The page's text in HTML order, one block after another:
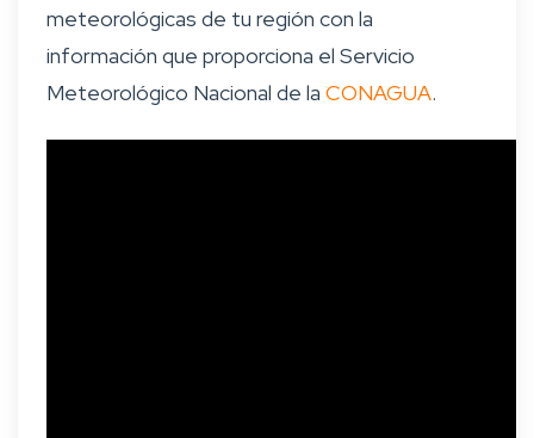
meteorológicas de tu región con la
información que proporciona el Servicio
Meteorológico Nacional de la CONAGUA.